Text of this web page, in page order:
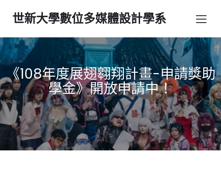
世新大學數位多媒體設計學系
《108年度展翅翱翔計畫-申請獎助
學金》開放申請中！